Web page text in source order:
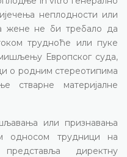
неплодности или
жене не би требало да
трудноће или пуке
Европског суда,
о родним стереотипима
стварне материјалне
или признавања
односом трудници на
директну